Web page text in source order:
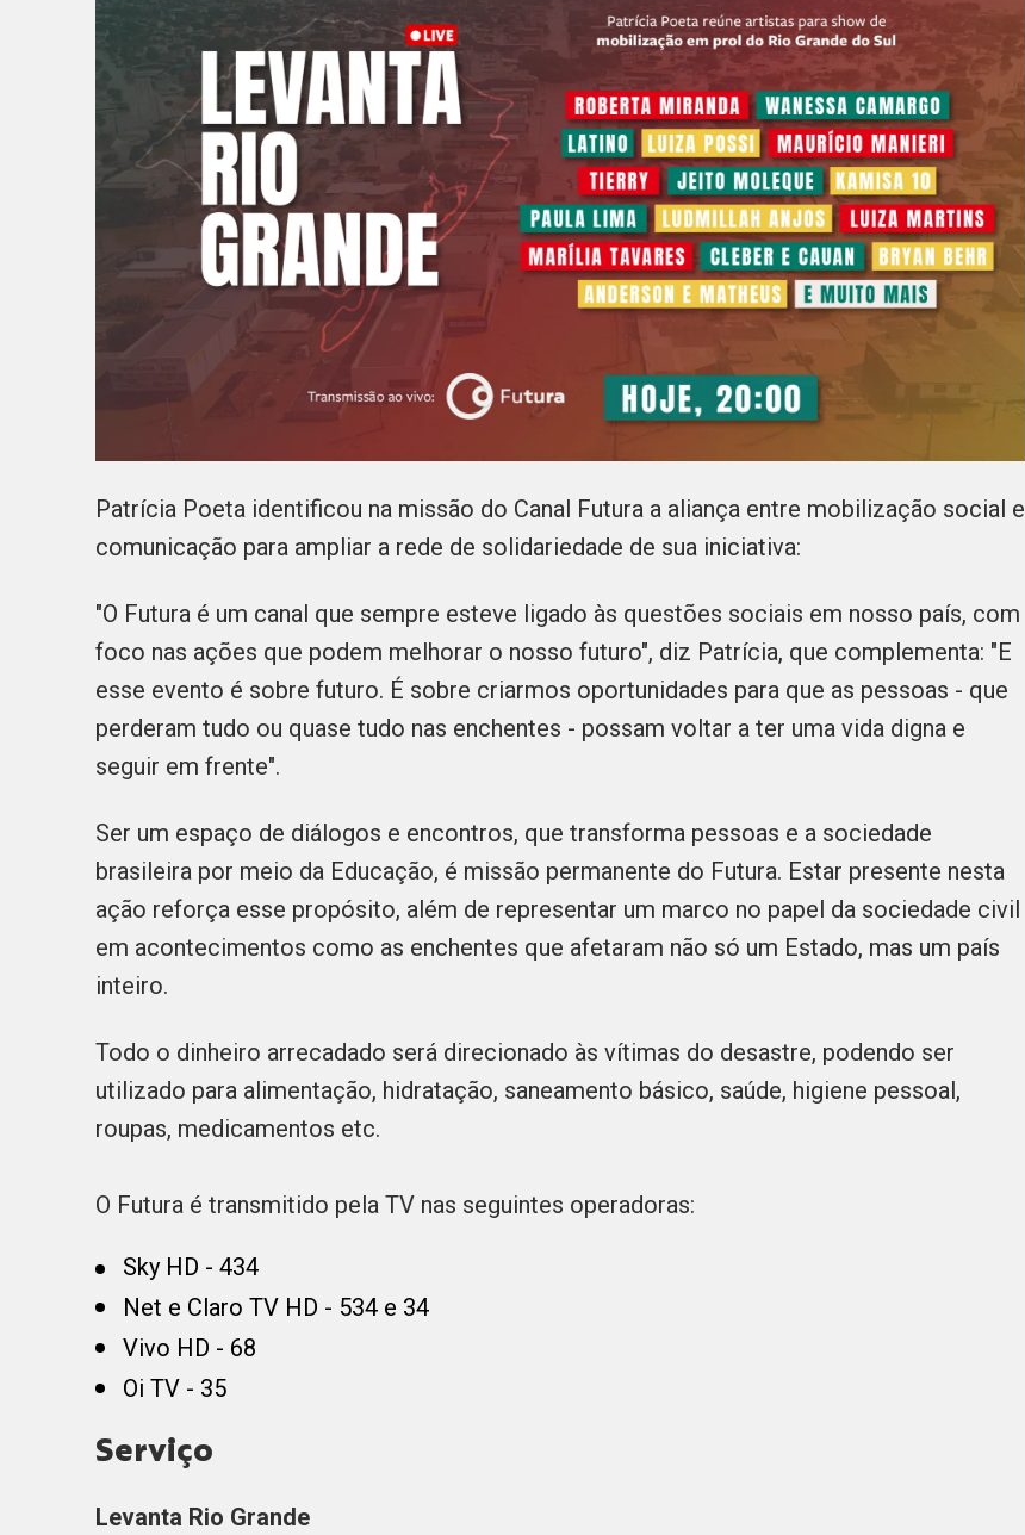
Patrícia Poeta identificou na missão do Canal Futura a aliança entre mobilização social e
comunicação para ampliar a rede de solidariedade de sua iniciativa:
"O Futura é um canal que sempre esteve ligado às questões sociais em nosso país, com
foco nas ações que podem melhorar o nosso futuro", diz Patrícia, que complementa: "E
esse evento é sobre futuro. É sobre criarmos oportunidades para que as pessoas - que
perderam tudo ou quase tudo nas enchentes - possam voltar a ter uma vida digna e
seguir em frente".
Ser um espaço de diálogos e encontros, que transforma pessoas e a sociedade
brasileira por meio da Educação, é missão permanente do Futura. Estar presente nesta
ação reforça esse propósito, além de representar um marco no papel da sociedade civil
em acontecimentos como as enchentes que afetaram não só um Estado, mas um país
inteiro.
Todo o dinheiro arrecadado será direcionado às vítimas do desastre, podendo ser
utilizado para alimentação, hidratação, saneamento básico, saúde, higiene pessoal,
roupas, medicamentos etc.
O Futura é transmitido pela TV nas seguintes operadoras:
Sky HD - 434
Net e Claro TV HD - 534 e 34
Vivo HD - 68
Oi TV - 35
Serviço
Levanta Rio Grande